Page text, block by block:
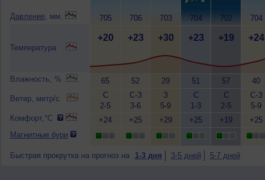
Давление, мм.
Температура
Влажность, %
Ветер, метр/с
Комфорт,°C
Магнитные бури
705
+20
65
С
2-5
+24
706
+23
52
С-З
3-6
+25
703
+30
29
З
5-9
+29
704
+23
51
С
1-3
+25
702
+19
57
С
2-5
+19
704
+24
40
С-З
5-9
+25
Быстрая прокрутка на прогноз на 1-3 дня 3-5 дней 5-7 дней